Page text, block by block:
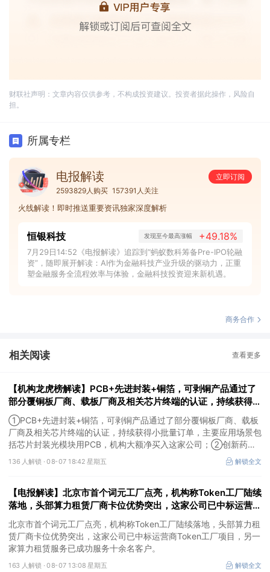
财联社声明：文章内容仅供参考，不构成投资建议。投资者据此操作，风险自
担。
所属专栏
电报解读
立即订阅
2593829人购买 157391人关注
火线解读！即时推送重要资讯独家深度解析
恒银科技 发现至今最高涨幅 +49.18%
7月29日14:52《电报解读》追踪到“蚂蚁数科筹备Pre-IPO轮融
资”，随即展开解读：AI作为金融科技产业升级的驱动力，正重
塑金融服务全流程效率与体验，金融科技投资迎来新机遇。
商务合作
相关阅读 查看更多
【机构龙虎榜解读】PCB+先进封装+铜箔，可剥铜产品通过了
部分覆铜板厂商、载板厂商及相关芯片终端的认证，持续获得小
批量订单，主要应用场景包括芯片封装光模块用PCB，机构大
额净买入这家公司
①PCB+先进封装+铜箔，可剥铜产品通过了部分覆铜板厂商、载板
厂商及相关芯片终端的认证，持续获得小批量订单，主要应用场景包
括芯片封装光模块用PCB，机构大额净买入这家公司；②创新药
CDMO+减肥药，收购国外知名CRO企业，在创新药API的化学合成
等方面具有丰富经验，具备承接细胞与基因治疗产品商业化受托生产
136 人解锁 ·08-07 18:42 星期五 解锁全文
【电报解读】北京市首个词元工厂点亮，机构称Token工厂陆续
落地，头部算力租赁厂商卡位优势突出，这家公司已中标运营商
Token工厂项目
北京市首个词元工厂点亮，机构称Token工厂陆续落地，头部算力租
赁厂商卡位优势突出，这家公司已中标运营商Token工厂项目，另一
家算力租赁服务已成功服务十余名客户。
163 人解锁 ·08-07 13:08 星期五 解锁全文